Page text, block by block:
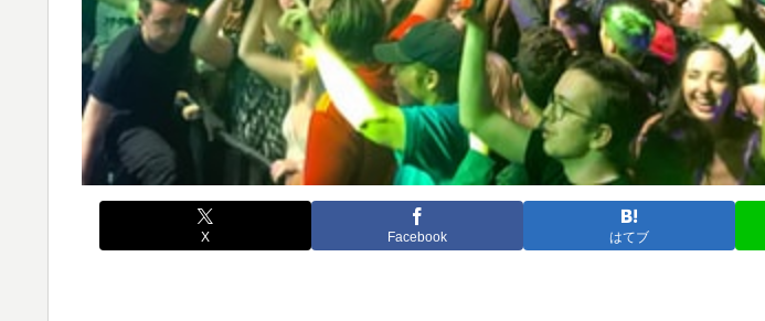
X Facebook はてブ